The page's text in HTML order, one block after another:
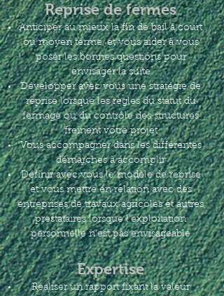
Reprise de fermes
Anticiper au mieux la fin de bail à court
ou moyen terme, et vous aider à vous
poser les bonnes questions pour
envisager la suite
Développer avec vous une stratégie de
reprise lorsque les règles du statut du
fermage ou du contrôle des structures
freinent votre projet
Vous accompagner dans les différentes
démarches à accomplir
Définir avec vous le modèle de reprise
et vous mettre en relation avec des
entreprises de travaux agricoles et autres
prestataires lorsque l'exploitation
personnelle n'est pas envisageable
Expertise
Réaliser un rapport fixant la valeur